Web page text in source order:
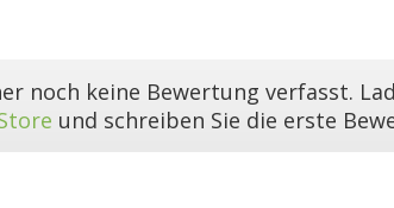
noch keine Bewertung verfasst.
und schreiben Sie die erste